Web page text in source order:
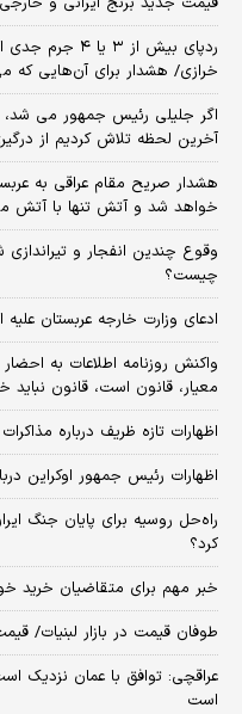
ردپای بیش از
خرازی/ هشدار برای آن‌هایی که می‌خواهند به ۲۵۰
اگر جلیلی رئیس جمهور می شد،
آخرین لحظه تلاش کردیم از
هشدار صریح مقام عراقی به
خواهد شد و آتش تنها با آتش
وقوع چندین انفجار و
چیست؟
ادعای وزارت خارجه عربستان علیه
واکنش روزنامه اطلاعات به
معیار، قانون است، قانون
اظهارات تازه ظریف درباره
اظهارات رئیس جمهور اوکراین
راه‌حل روسیه برای پایان جنگ
کرد؟
خبر مهم برای متقاضیان خرید خودرو/ این
طوفان قیمت در بازار لبنیات/
عراقچی: توافق با عمان نزدیک
است